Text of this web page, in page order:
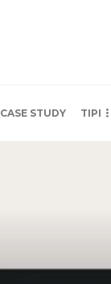
CASE STUDY TIPI